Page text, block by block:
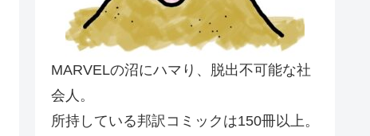
MARVELの沼にハマり、脱出不可能な社
会人。
所持している邦訳コミックは150冊以上。